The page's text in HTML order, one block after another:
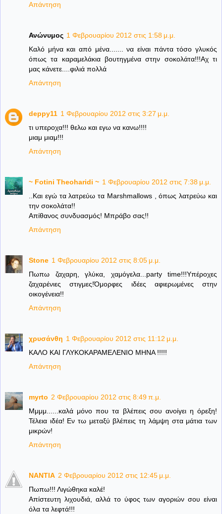
Απάντηση
Ανώνυμος 1 Φεβρουαρίου 2012 στις 1:58 μ.μ.
Καλό μήνα και από μένα....... να είναι πάντα τόσο γλυκός
όπως τα καραμελάκια βουτηγμένα στην σοκολάτα!!!Αχ τι
μας κάνετε....φιλιά πολλά
Απάντηση
deppy11 1 Φεβρουαρίου 2012 στις 3:27 μ.μ.
τι υπεροχα!!! θελω και εγω να κανω!!!!
μιαμ μιαμ!!!
Απάντηση
~ Fotini Theoharidi ~ 1 Φεβρουαρίου 2012 στις 7:38 μ.μ.
..Και εγώ τα λατρεύω τα Marshmallows , όπως λατρεύω και
την σοκολάτα!!
Απίθανος συνδυασμός! Μπράβο σας!!
Απάντηση
Stone 1 Φεβρουαρίου 2012 στις 8:05 μ.μ.
Πωπω ζαχαρη, γλύκα, χαμόγελα...party time!!!Υπέροχες
ζαχαρένιες στιγμες!Όμορφες ιδέες αφιερωμένες στην
οικογένεια!!
Απάντηση
χρυσάνθη 1 Φεβρουαρίου 2012 στις 11:12 μ.μ.
ΚΑΛΟ ΚΑΙ ΓΛΥΚΟΚΑΡΑΜΕΛΕΝΙΟ ΜΗΝΑ !!!!!
Απάντηση
myrto 2 Φεβρουαρίου 2012 στις 8:49 π.μ.
Μμμμ......καλά μόνο που τα βλέπεις σου ανοίγει η όρεξη!
Τέλεια ιδέα! Εν τω μεταξύ βλέπεις τη λάμψη στα μάτια των
μικρών!
Απάντηση
NANTIA 2 Φεβρουαρίου 2012 στις 12:45 μ.μ.
Πωπω!!! Λιγώθηκα καλέ!
Απίστευτη λιχουδιά, αλλά το ύφος των αγοριών σου είναι
όλα τα λεφτά!!!